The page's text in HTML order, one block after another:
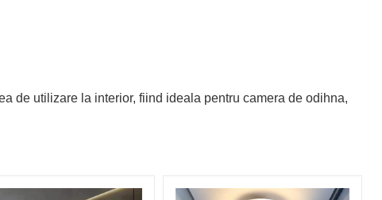
de utilizare la interior, fiind ideala pentru camera de odihna,